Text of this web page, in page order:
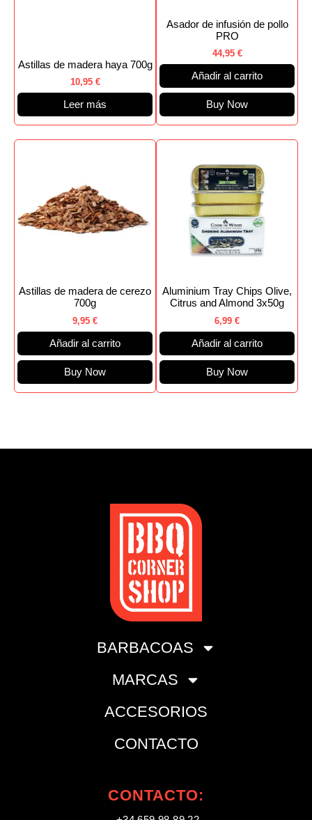
Astillas de madera haya 700g
10,95 €
Leer más
Asador de infusión de pollo
PRO
44,95 €
Añadir al carrito
Buy Now
Astillas de madera de cerezo
700g
9,95 €
Añadir al carrito
Buy Now
Aluminium Tray Chips Olive,
Citrus and Almond 3x50g
6,99 €
Añadir al carrito
Buy Now
BARBACOAS
MARCAS
ACCESORIOS
CONTACTO
CONTACTO: